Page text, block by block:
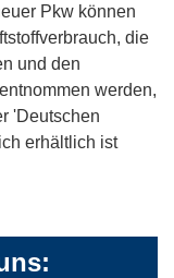
Pkw können
die
und den
werden,
'Deutschen
erhältlich ist